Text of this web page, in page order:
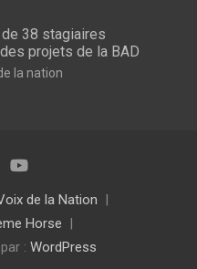
38 stagiaires
projets de la BAD
la nation
de la Nation
Horse
: WordPress